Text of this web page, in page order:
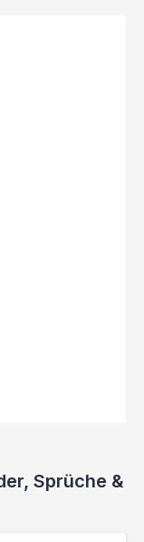
Sprüche &